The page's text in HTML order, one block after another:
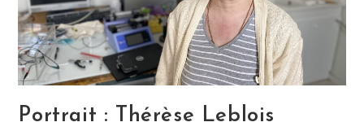
Portrait : Thérèse Leblois